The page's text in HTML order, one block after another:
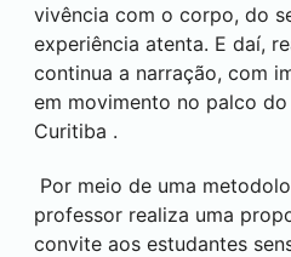
vivência com o corpo, do
experiência atenta. E daí,
continua a narração, com
em movimento no palco
Curitiba .
Por meio de uma
professor realiza uma
convite aos estudantes